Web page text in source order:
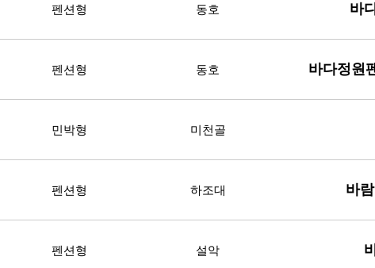
펜션형 동호 바
펜션형 동호 바다정원
민박형 미천골
펜션형 하조대 바
펜션형 설악